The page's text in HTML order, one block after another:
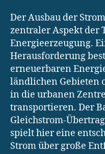
Der Ausbau der
zentraler Aspekt der
Energieerzeugung.
Herausforderung
erneuerbaren
ländlichen Gebieten
in die urbanen
transportieren. Der
Gleichstrom-
spielt hier eine
Strom über große